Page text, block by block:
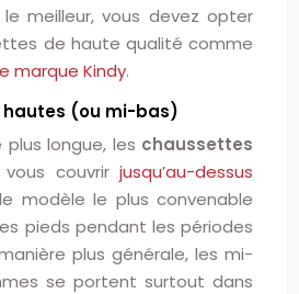
meilleur, vous devez opter
de haute qualité comme
marque Kindy.
hautes (ou mi-bas)
longue, les chaussettes
couvrir jusqu’au-dessus
modèle le plus convenable
pieds pendant les périodes
plus générale, les mi-
se portent surtout dans